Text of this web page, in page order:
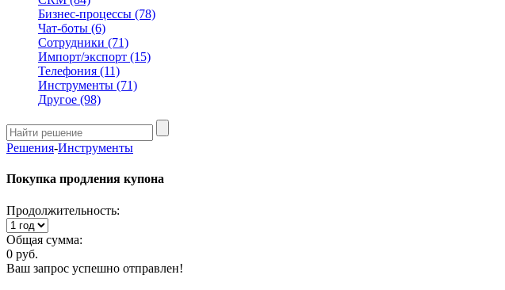
Бизнес-процессы (78)
Чат-боты (6)
Сотрудники (71)
Импорт/экспорт (15)
Телефония (11)
Инструменты (71)
Другое (98)
Решения-Инструменты
Покупка продления купона
Продолжительность:
Общая сумма:
0 руб.
Ваш запрос успешно отправлен!